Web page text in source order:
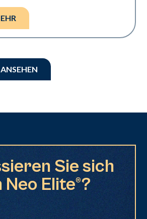
Sie sich
Elite®?